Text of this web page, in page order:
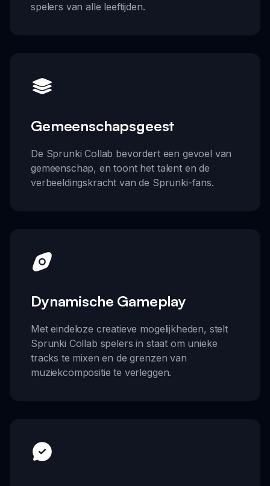
spelers van alle leeftijden.
Gemeenschapsgeest
De Sprunki Collab bevordert een gevoel van
gemeenschap, en toont het talent en de
verbeeldingskracht van de Sprunki-fans.
Dynamische Gameplay
Met eindeloze creatieve mogelijkheden, stelt
Sprunki Collab spelers in staat om unieke
tracks te mixen en de grenzen van
muziekcompositie te verleggen.